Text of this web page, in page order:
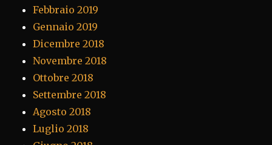
Febbraio 2019
Gennaio 2019
Dicembre 2018
Novembre 2018
Ottobre 2018
Settembre 2018
Agosto 2018
Luglio 2018